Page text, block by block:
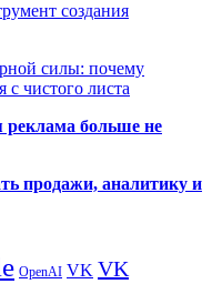
создания
силы: почему
с чистого листа
реклама больше не
продажи, аналитику и
OpenAI VK VK